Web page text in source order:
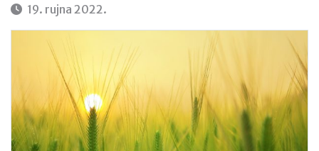
19. rujna 2022.